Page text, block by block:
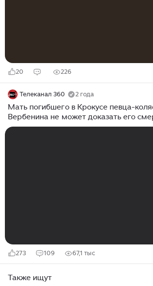
20 226
Телеканал 360 2 года
Мать погибшего в Крокусе певца-
Вербенина не может доказать его
273 109 67,1 тыс
Также ищут